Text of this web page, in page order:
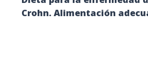
Crohn. Alimentación